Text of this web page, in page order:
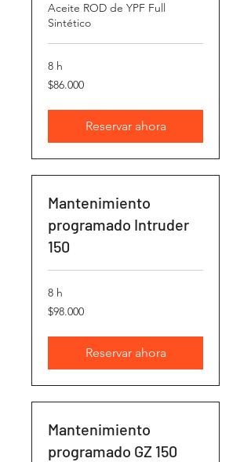
Aceite ROD de YPF Full
Sintético
8 h
86.000
pesos
$86.000
Reservar ahora
Mantenimiento
programado Intruder
150
8 h
98.000
pesos
$98.000
Reservar ahora
Mantenimiento
programado GZ 150